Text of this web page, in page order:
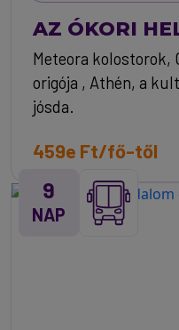
AZ ÓKORI
Meteora kolostorok,
origója , Athén, a
jósda.
459e Ft/fő-től
9
NAP